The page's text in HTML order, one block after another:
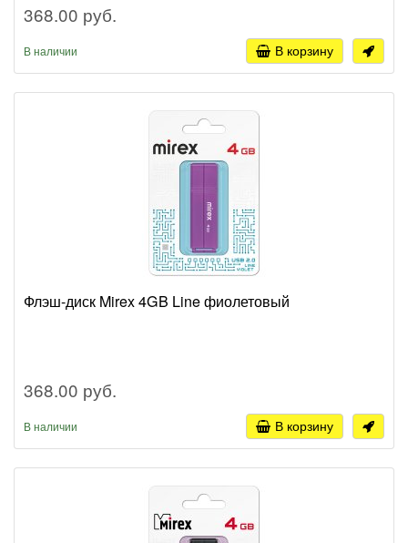
368.00 руб.
В наличии В корзину
Флэш-диск Mirex 4GB Line фиолетовый
368.00 руб.
В наличии В корзину